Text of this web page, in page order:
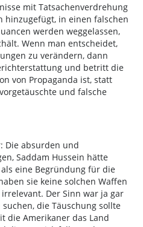
mit Tatsachenverdrehung
hinzugefügt, in einen falschen
werden weggelassen,
Wenn man entscheidet,
zu verändern, dann
und betritt die
von Propaganda ist, statt
und falsche
Die absurden und
Saddam Hussein hätte
eine Begründung für die
sie keine solchen Waffen
Der Sinn war ja gar
die Täuschung sollte
die Amerikaner das Land